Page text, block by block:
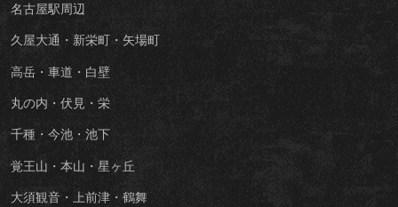
名古屋駅周辺
久屋大通・新栄町・矢場町
高岳・車道・白壁
丸の内・伏見・栄
千種・今池・池下
覚王山・本山・星ヶ丘
大須観音・上前津・鶴舞